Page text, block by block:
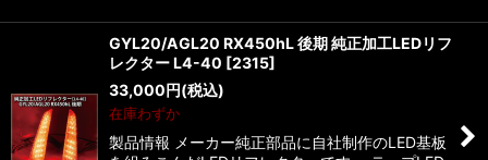
GYL20/AGL20 RX450hL 後期 純正加工LEDリフ
レクター L4-40 [2315]
33,000円(税込)
在庫わずか
製品情報 メーカー純正部品に自社制作のLED基板